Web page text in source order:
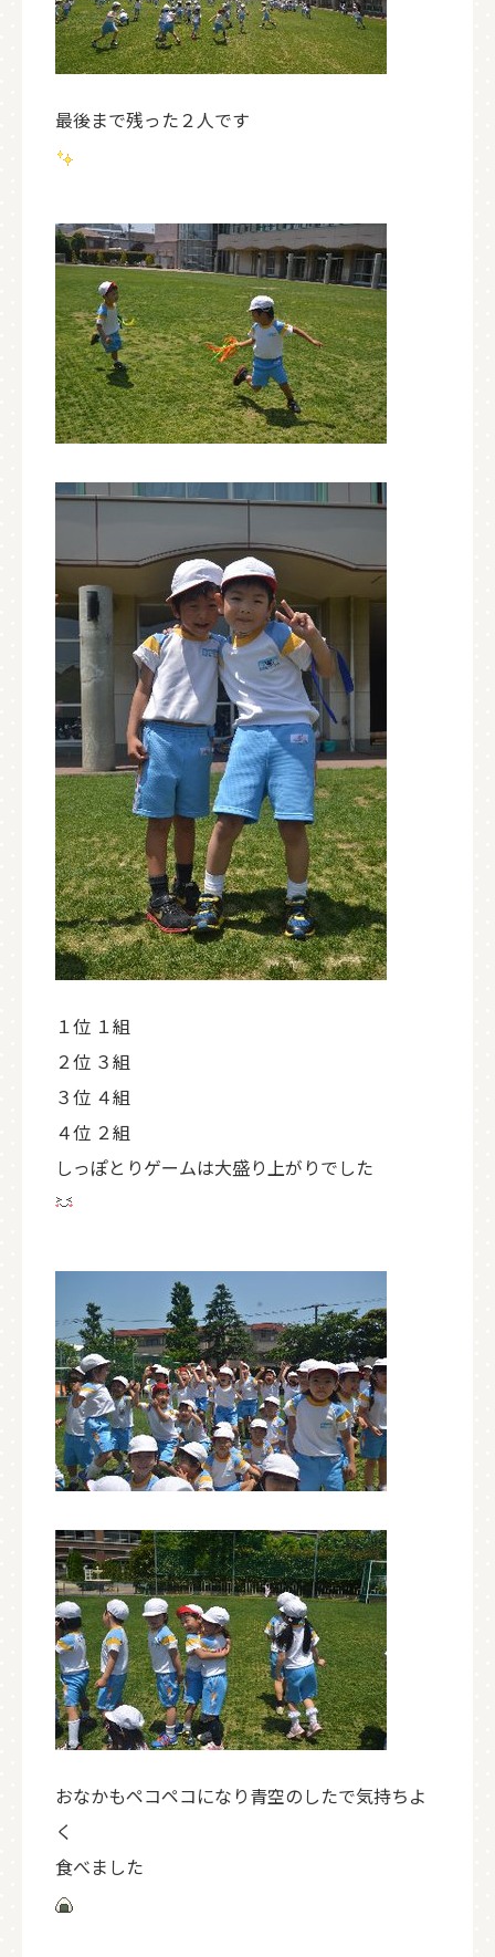
最後まで残った２人です
１位 １組
２位 ３組
３位 ４組
４位 ２組
しっぽとりゲームは大盛り上がりでした
おなかもペコペコになり青空のしたで気持ちよ
く
食べました